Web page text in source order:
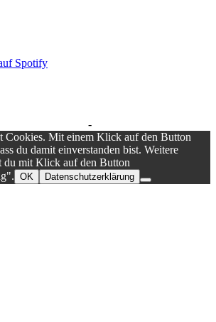
Spotify
-
Cookies. Mit einem Klick auf den Button
du damit einverstanden bist. Weitere
du mit Klick auf den Button
OK Datenschutzerklärung